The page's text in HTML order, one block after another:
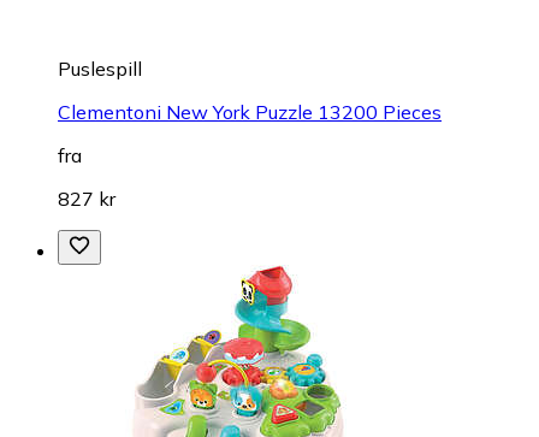
Puslespill
Clementoni New York Puzzle 13200 Pieces
fra
827 kr